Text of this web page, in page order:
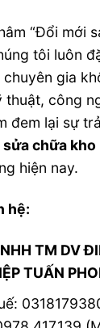
“Đổi mới
tôi luôn
gia
thuật, công
đem lại sự
chữa kho
hiện nay.
hệ:
TM DV
TUẤN